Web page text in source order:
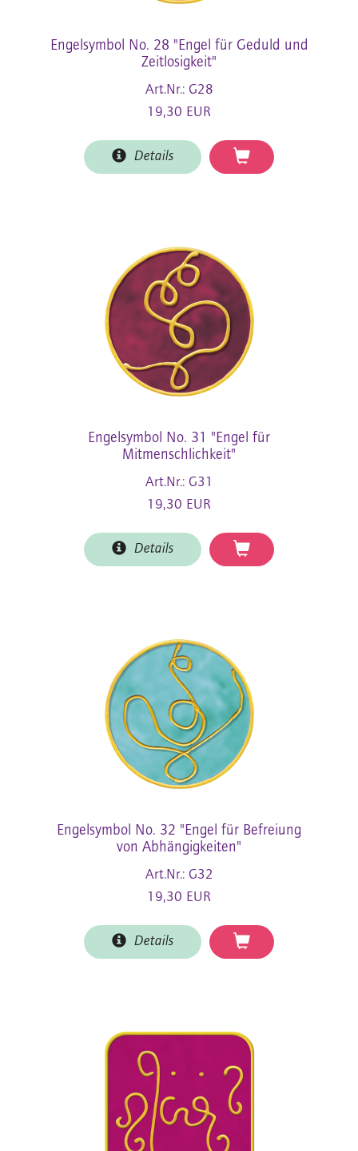
Engelsymbol No. 28 "Engel für Geduld und
Zeitlosigkeit"
Art.Nr.: G28
19,30 EUR
Details
Engelsymbol No. 31 "Engel für
Mitmenschlichkeit"
Art.Nr.: G31
19,30 EUR
Details
Engelsymbol No. 32 "Engel für Befreiung
von Abhängigkeiten"
Art.Nr.: G32
19,30 EUR
Details